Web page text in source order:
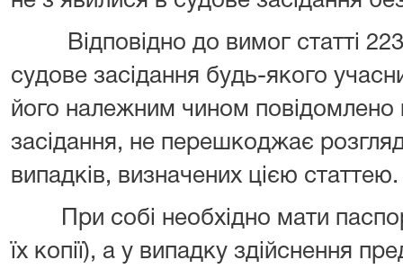
Відповідно до вимог статті
судове засідання будь-якого
його належним чином повідомлено
засідання, не перешкоджає
випадків, визначених цією статтею.
При собі необхідно мати
їх копії), а у випадку здійснення